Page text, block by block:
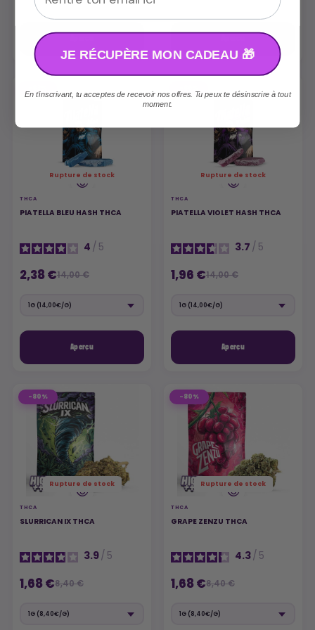
Rupture de stock
THCA
PIATELLA BLEU HASH THCA
4 / 5
2,38 €14,00 €
Aperçu
Rupture de stock
THCA
PIATELLA VIOLET HASH THCA
3.7 / 5
1,96 €14,00 €
Aperçu
-80%
Rupture de stock
THCA
SLURRICAN IX THCA
3.9/ 5
1,68 €8,40 €
-80%
Rupture de stock
THCA
GRAPE ZENZU THCA
4.3/ 5
1,68 €8,40 €
JE RÉCUPÈRE MON CADEAU 🎁
En t'inscrivant, tu acceptes de recevoir nos offres. Tu peux te désinscrire à tout
moment.